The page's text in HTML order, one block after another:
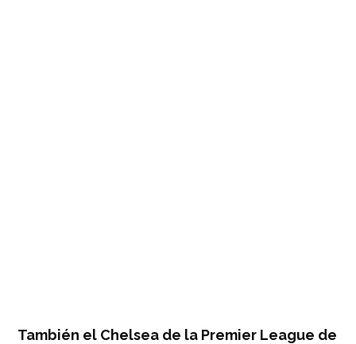
También el Chelsea de la Premier League de